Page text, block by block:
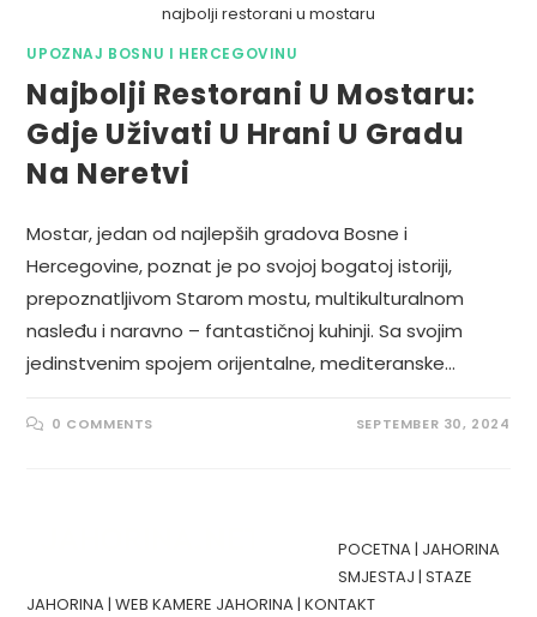
najbolji restorani u mostaru
UPOZNAJ BOSNU I HERCEGOVINU
Najbolji Restorani U Mostaru:
Gdje Uživati U Hrani U Gradu
Na Neretvi
Mostar, jedan od najlepših gradova Bosne i
Hercegovine, poznat je po svojoj bogatoj istoriji,
prepoznatljivom Starom mostu, multikulturalnom
nasleđu i naravno – fantastičnoj kuhinji. Sa svojim
jedinstvenim spojem orijentalne, mediteranske…
0 COMMENTS SEPTEMBER 30, 2024
POCETNA| JAHORINA
SMJESTAJ |STAZE
JAHORINA|WEB KAMERE JAHORINA|KONTAKT